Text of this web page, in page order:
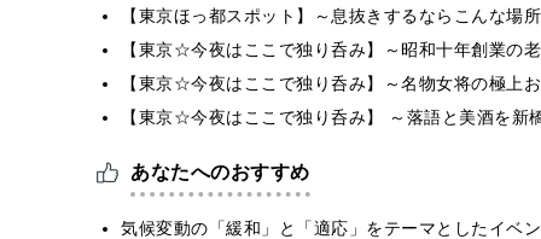
【東京ほっ都スポット】～息抜きするならこんな場
【東京☆今夜はここで独り呑み】～昭和十年創業の
【東京☆今夜はここで独り呑み】～名物女将の極上
【東京☆今夜はここで独り呑み】 ～落語と美酒を新
あなたへのおすすめ
気候変動の「緩和」と「適応」をテーマとしたイベ